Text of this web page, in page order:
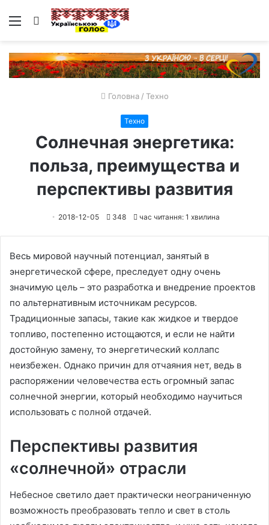
Меню Пошук
Головна / Техно
Техно
Солнечная энергетика:
польза, преимущества и
перспективы развития
2018-12-05 348 час читання: 1 хвилина
Весь мировой научный потенциал, занятый в
энергетической сфере, преследует одну очень
значимую цель – это разработка и внедрение проектов
по альтернативным источникам ресурсов.
Традиционные запасы, такие как жидкое и твердое
топливо, постепенно истощаются, и если не найти
достойную замену, то энергетический коллапс
неизбежен. Однако причин для отчаяния нет, ведь в
распоряжении человечества есть огромный запас
солнечной энергии, который необходимо научиться
использовать с полной отдачей.
Перспективы развития
«солнечной» отрасли
Небесное светило дает практически неограниченную
возможность преобразовать тепло и свет в столь